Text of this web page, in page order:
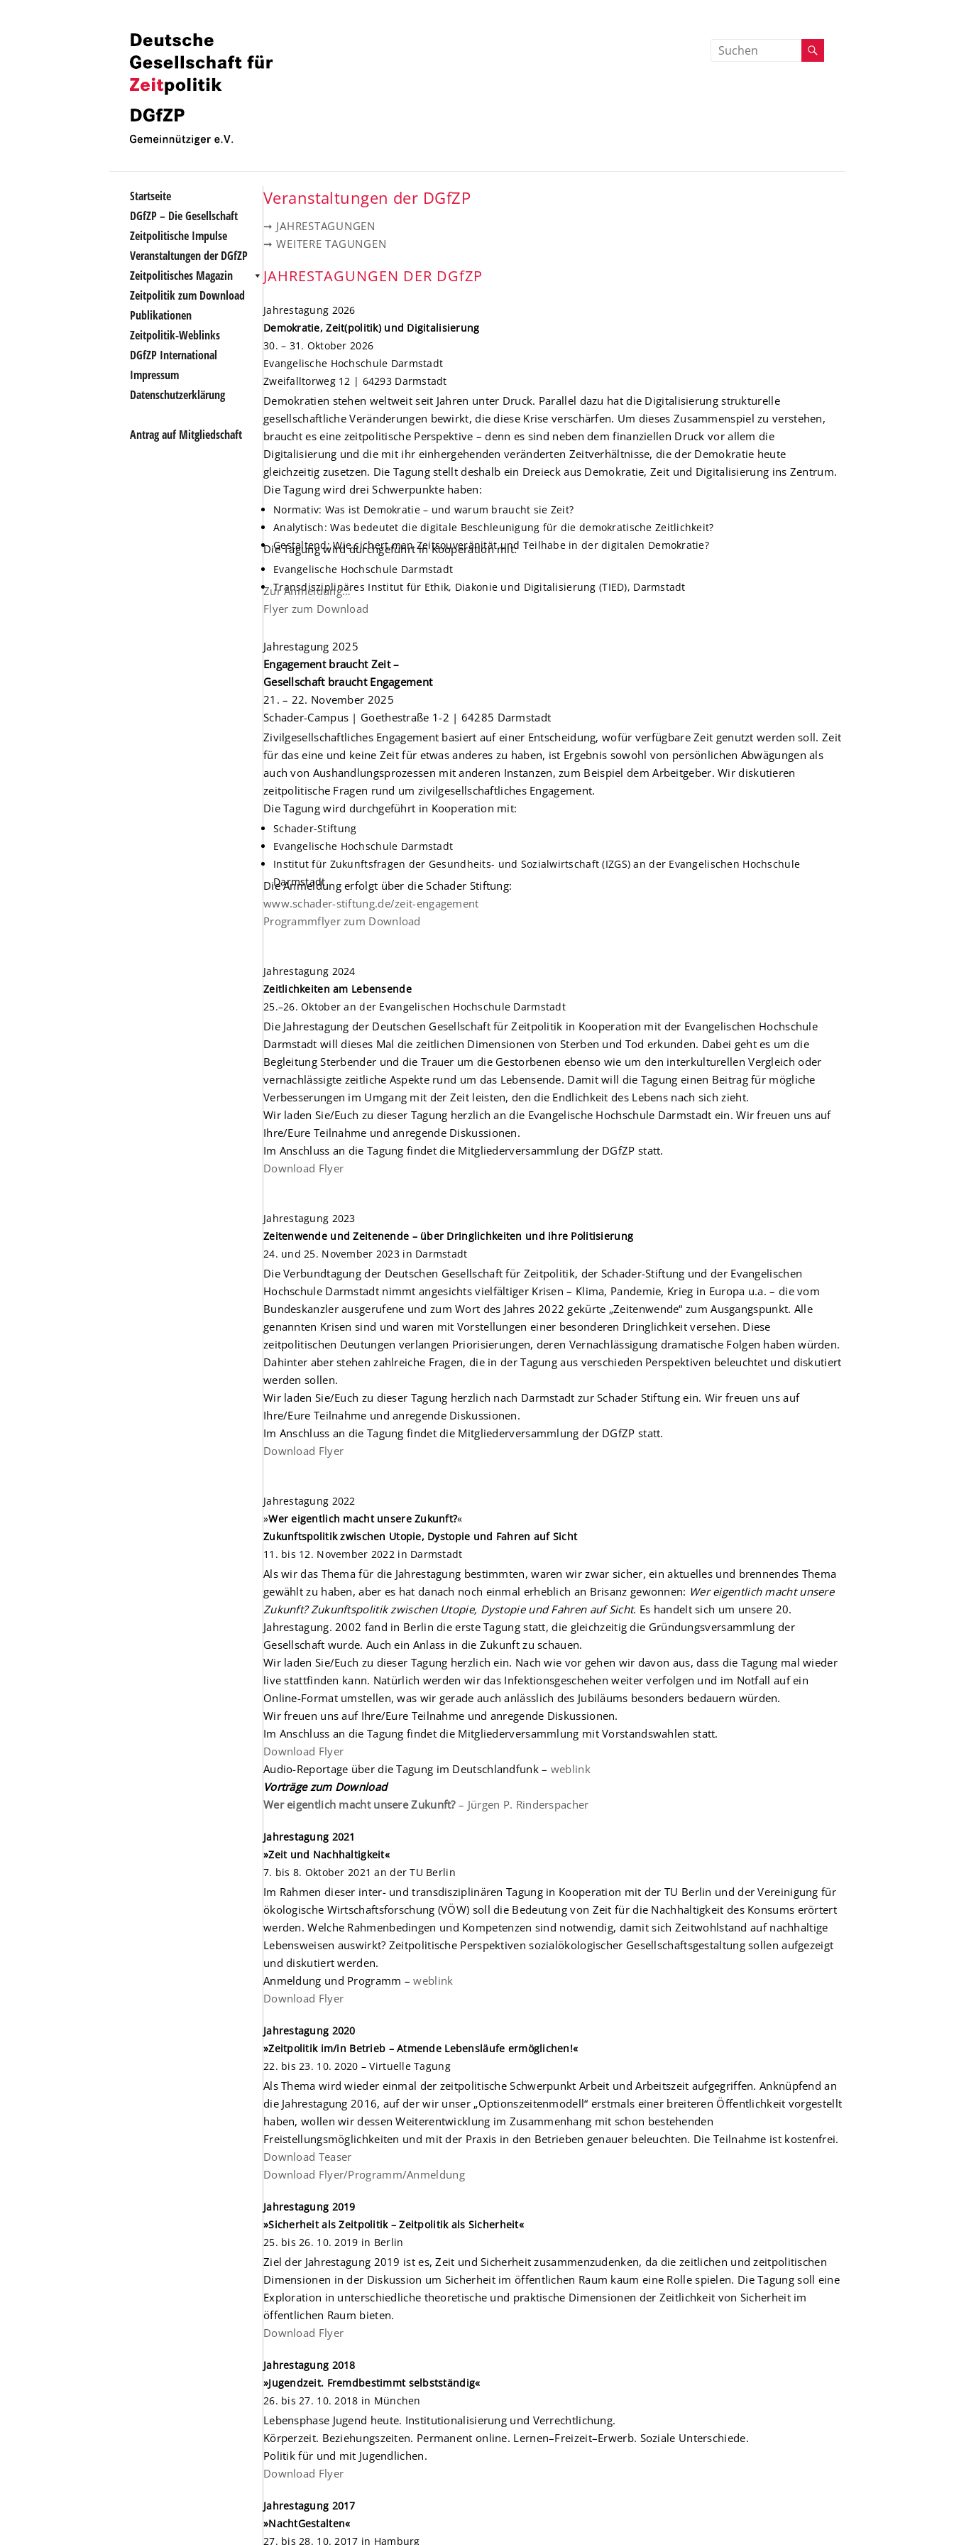
Inhalt
springen
Deutsche
Gesellschaft
fuer
Zeitpolitik
Deutsche
Gesellschaft
fuer
Zeitpolitik
Startseite
DGfZP – Die Gesellschaft
Zeitpolitische Impulse
Veranstaltungen der DGfZP
Zeitpolitisches Magazin
Zeitpolitik zum Download
Publikationen
Zeitpolitik-Weblinks
DGfZP International
Impressum
Datenschutzerklärung
Antrag auf Mitgliedschaft
Veranstaltungen der DGfZP
➞ JAHRESTAGUNGEN
➞ WEITERE TAGUNGEN
JAHRESTAGUNGEN DER DGfZP
Jahrestagung 2026
Demokratie, Zeit(politik) und Digitalisierung
30. – 31. Oktober 2026
Evangelische Hochschule Darmstadt
Zweifalltorweg 12 | 64293 Darmstadt
Demokratien stehen weltweit seit Jahren unter Druck. Parallel dazu hat die Digitalisierung strukturelle
gesellschaftliche Veränderungen bewirkt, die diese Krise verschärfen. Um dieses Zusammenspiel zu verstehen,
braucht es eine zeitpolitische Perspektive – denn es sind neben dem finanziellen Druck vor allem die
Digitalisierung und die mit ihr einhergehenden veränderten Zeitverhältnisse, die der Demokratie heute
gleichzeitig zusetzen. Die Tagung stellt deshalb ein Dreieck aus Demokratie, Zeit und Digitalisierung ins Zentrum.
Die Tagung wird drei Schwerpunkte haben:
Normativ: Was ist Demokratie – und warum braucht sie Zeit?
Analytisch: Was bedeutet die digitale Beschleunigung für die demokratische Zeitlichkeit?
Gestaltend: Wie sichert man Zeitsouveränität und Teilhabe in der digitalen Demokratie?
Die Tagung wird durchgeführt in Kooperation mit:
Evangelische Hochschule Darmstadt
Transdisziplinäres Institut für Ethik, Diakonie und Digitalisierung (TIED), Darmstadt
Zur Anmeldung…
Flyer zum Download
Jahrestagung 2025
Engagement braucht Zeit –
Gesellschaft braucht Engagement
21. – 22. November 2025
Schader-Campus | Goethestraße 1-2 | 64285 Darmstadt
Zivilgesellschaftliches Engagement basiert auf einer Entscheidung, wofür verfügbare Zeit genutzt werden soll. Zeit
für das eine und keine Zeit für etwas anderes zu haben, ist Ergebnis sowohl von persönlichen Abwägungen als
auch von Aushandlungsprozessen mit anderen Instanzen, zum Beispiel dem Arbeitgeber. Wir diskutieren
zeitpolitische Fragen rund um zivilgesellschaftliches Engagement.
Die Tagung wird durchgeführt in Kooperation mit:
Schader-Stiftung
Evangelische Hochschule Darmstadt
Institut für Zukunftsfragen der Gesundheits- und Sozialwirtschaft (IZGS) an der Evangelischen Hochschule
Darmstadt
Die Anmeldung erfolgt über die Schader Stiftung:
www.schader-stiftung.de/zeit-engagement
Programmflyer zum Download
Jahrestagung 2024
Zeitlichkeiten am Lebensende
25.–26. Oktober an der Evangelischen Hochschule Darmstadt
Die Jahrestagung der Deutschen Gesellschaft für Zeitpolitik in Kooperation mit der Evangelischen Hochschule
Darmstadt will dieses Mal die zeitlichen Dimensionen von Sterben und Tod erkunden. Dabei geht es um die
Begleitung Sterbender und die Trauer um die Gestorbenen ebenso wie um den interkulturellen Vergleich oder
vernachlässigte zeitliche Aspekte rund um das Lebensende. Damit will die Tagung einen Beitrag für mögliche
Verbesserungen im Umgang mit der Zeit leisten, den die Endlichkeit des Lebens nach sich zieht.
Wir laden Sie/Euch zu dieser Tagung herzlich an die Evangelische Hochschule Darmstadt ein. Wir freuen uns auf
Ihre/Eure Teilnahme und anregende Diskussionen.
Im Anschluss an die Tagung findet die Mitgliederversammlung der DGfZP statt.
Download Flyer
Jahrestagung 2023
Zeitenwende und Zeitenende – über Dringlichkeiten und ihre Politisierung
24. und 25. November 2023 in Darmstadt
Die Verbundtagung der Deutschen Gesellschaft für Zeitpolitik, der Schader-Stiftung und der Evangelischen
Hochschule Darmstadt nimmt angesichts vielfältiger Krisen – Klima, Pandemie, Krieg in Europa u.a. – die vom
Bundeskanzler ausgerufene und zum Wort des Jahres 2022 gekürte „Zeitenwende“ zum Ausgangspunkt. Alle
genannten Krisen sind und waren mit Vorstellungen einer besonderen Dringlichkeit versehen. Diese
zeitpolitischen Deutungen verlangen Priorisierungen, deren Vernachlässigung dramatische Folgen haben würden.
Dahinter aber stehen zahlreiche Fragen, die in der Tagung aus verschieden Perspektiven beleuchtet und diskutiert
werden sollen.
Wir laden Sie/Euch zu dieser Tagung herzlich nach Darmstadt zur Schader Stiftung ein. Wir freuen uns auf
Ihre/Eure Teilnahme und anregende Diskussionen.
Im Anschluss an die Tagung findet die Mitgliederversammlung der DGfZP statt.
Download Flyer
Jahrestagung 2022
»Wer eigentlich macht unsere Zukunft?«
Zukunftspolitik zwischen Utopie, Dystopie und Fahren auf Sicht
11. bis 12. November 2022 in Darmstadt
Als wir das Thema für die Jahrestagung bestimmten, waren wir zwar sicher, ein aktuelles und brennendes Thema
gewählt zu haben, aber es hat danach noch einmal erheblich an Brisanz gewonnen: Wer eigentlich macht unsere
Zukunft? Zukunftspolitik zwischen Utopie, Dystopie und Fahren auf Sicht. Es handelt sich um unsere 20.
Jahrestagung. 2002 fand in Berlin die erste Tagung statt, die gleichzeitig die Gründungsversammlung der
Gesellschaft wurde. Auch ein Anlass in die Zukunft zu schauen.
Wir laden Sie/Euch zu dieser Tagung herzlich ein. Nach wie vor gehen wir davon aus, dass die Tagung mal wieder
live stattfinden kann. Natürlich werden wir das Infektionsgeschehen weiter verfolgen und im Notfall auf ein
Online-Format umstellen, was wir gerade auch anlässlich des Jubiläums besonders bedauern würden.
Wir freuen uns auf Ihre/Eure Teilnahme und anregende Diskussionen.
Im Anschluss an die Tagung findet die Mitgliederversammlung mit Vorstandswahlen statt.
Download Flyer
Audio-Reportage über die Tagung im Deutschlandfunk – weblink
Vorträge zum Download
Wer eigentlich macht unsere Zukunft?– Jürgen P. Rinderspacher
Jahrestagung 2021
»Zeit und Nachhaltigkeit«
7. bis 8. Oktober 2021 an der TU Berlin
Im Rahmen dieser inter- und transdisziplinären Tagung in Kooperation mit der TU Berlin und der Vereinigung für
ökologische Wirtschaftsforschung (VÖW) soll die Bedeutung von Zeit für die Nachhaltigkeit des Konsums erörtert
werden. Welche Rahmenbedingen und Kompetenzen sind notwendig, damit sich Zeitwohlstand auf nachhaltige
Lebensweisen auswirkt? Zeitpolitische Perspektiven sozialökologischer Gesellschaftsgestaltung sollen aufgezeigt
und diskutiert werden.
Anmeldung und Programm –weblink
Download Flyer
Jahrestagung 2020
»Zeitpolitik im/in Betrieb – Atmende Lebensläufe ermöglichen!«
22. bis 23. 10. 2020 – Virtuelle Tagung
Als Thema wird wieder einmal der zeitpolitische Schwerpunkt Arbeit und Arbeitszeit aufgegriffen. Anknüpfend an
die Jahrestagung 2016, auf der wir unser „Optionszeitenmodell“ erstmals einer breiteren Öffentlichkeit vorgestellt
haben, wollen wir dessen Weiterentwicklung im Zusammenhang mit schon bestehenden
Freistellungsmöglichkeiten und mit der Praxis in den Betrieben genauer beleuchten. Die Teilnahme ist kostenfrei.
Download Teaser
Download Flyer/Programm/Anmeldung
Jahrestagung 2019
»Sicherheit als Zeitpolitik – Zeitpolitik als Sicherheit«
25. bis 26. 10. 2019 in Berlin
Ziel der Jahrestagung 2019 ist es, Zeit und Sicherheit zusammenzudenken, da die zeitlichen und zeitpolitischen
Dimensionen in der Diskussion um Sicherheit im öffentlichen Raum kaum eine Rolle spielen. Die Tagung soll eine
Exploration in unterschiedliche theoretische und praktische Dimensionen der Zeitlichkeit von Sicherheit im
öffentlichen Raum bieten.
Download Flyer
Jahrestagung 2018
»Jugendzeit. Fremdbestimmt selbstständig«
26. bis 27. 10. 2018 in München
Lebensphase Jugend heute. Institutionalisierung und Verrechtlichung.
Körperzeit. Beziehungszeiten. Permanent online. Lernen–Freizeit–Erwerb. Soziale Unterschiede.
Politik für und mit Jugendlichen.
Download Flyer
Jahrestagung 2017
»NachtGestalten«
27. bis 28. 10. 2017 in Hamburg